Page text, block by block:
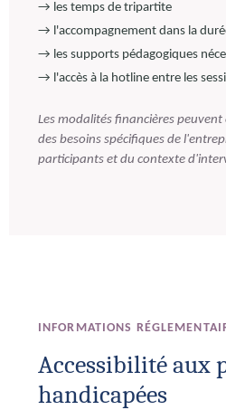
→ les temps de tripartite
→ l'accompagnement dans la
→ les supports pédagogiques
→ l'accès à la hotline entre les
Les modalités financières
des besoins spécifiques de
participants et du contexte
INFORMATIONS
Accessibilité aux
handicapées